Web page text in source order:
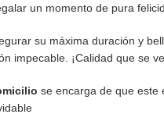
un momento de pura
su máxima duración y
impecable. ¡Calidad que se
se encarga de que este